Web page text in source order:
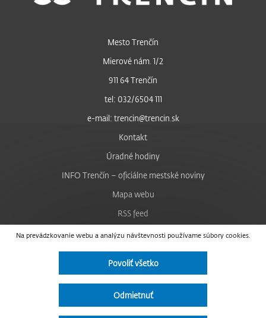
Na prevádzkovanie webu a analýzu návštevnosti používame súbory cookies.
Povoliť všetko
Odmietnuť
Mesto Trenčín
Mierové nám. 1/2
911 64 Trenčín
tel: 032/6504 111
e-mail: trencin@trencin.sk
Kontakt
Úradné hodiny
INFO Trenčín – oficiálne mestské noviny
Mapa webu
RSS feed
Nastavenie cookies
Facebook
Instagram
Vyhlásenie o prístupnosti